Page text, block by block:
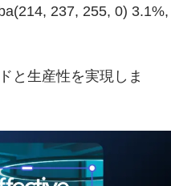
237, 255, 0) 3.1%,
と生産性を実現しま